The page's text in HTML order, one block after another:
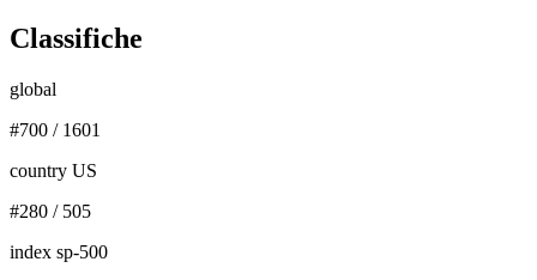
Classifiche
global
#700 / 1601
country US
#280 / 505
index sp-500